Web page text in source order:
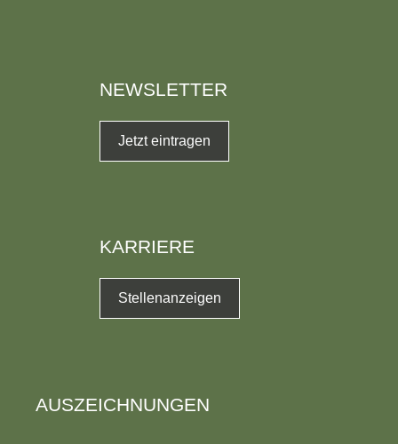
NEWSLETTER
Jetzt eintragen
KARRIERE
Stellenanzeigen
AUSZEICHNUNGEN